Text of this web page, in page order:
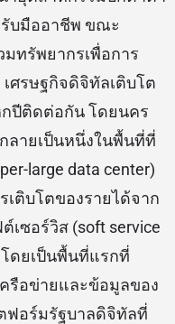
บมืออาชีพ ขณะ
มทรัพยากรเพื่อการ
รษฐกิจดิจิทัลเติบโต
กปีติดต่อกัน โดยนคร
ลายเป็นหนึ่งในพื้นที่ที่
large data center)
ติบโตของรายได้จาก
เซอร์วิส (soft service
ดยเป็นพื้นที่แรกที่
ครือข่ายและข้อมูลของ
ฟอร์มรัฐบาลดิจิทัลที่